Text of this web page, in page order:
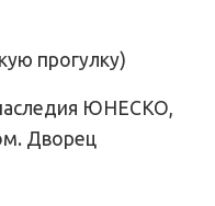
прогулку)
ЮНЕСКО,
Дворец